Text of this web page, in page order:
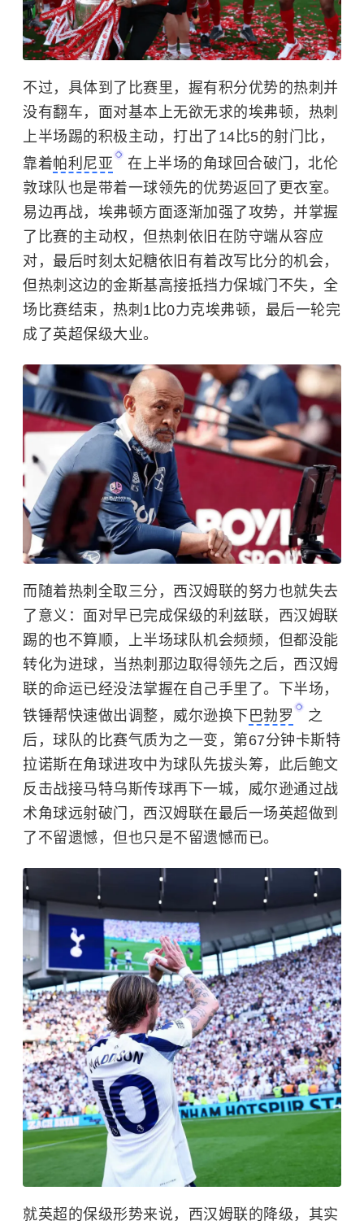
不过，具体到了比赛里，握有积分优势的热刺并
没有翻车，面对基本上无欲无求的埃弗顿，热刺
上半场踢的积极主动，打出了14比5的射门比，
靠着帕利尼亚
在上半场的角球回合破门，北伦
敦球队也是带着一球领先的优势返回了更衣室。
易边再战，埃弗顿方面逐渐加强了攻势，并掌握
了比赛的主动权，但热刺依旧在防守端从容应
对，最后时刻太妃糖依旧有着改写比分的机会，
但热刺这边的金斯基高接抵挡力保城门不失，全
场比赛结束，热刺1比0力克埃弗顿，最后一轮完
成了英超保级大业。
而随着热刺全取三分，西汉姆联的努力也就失去
了意义：面对早已完成保级的利兹联，西汉姆联
踢的也不算顺，上半场球队机会频频，但都没能
转化为进球，当热刺那边取得领先之后，西汉姆
联的命运已经没法掌握在自己手里了。下半场，
铁锤帮快速做出调整，威尔逊换下 巴勃罗
之
后，球队的比赛气质为之一变，第67分钟卡斯特
拉诺斯在角球进攻中为球队先拔头筹，此后鲍文
反击战接马特乌斯传球再下一城，威尔逊通过战
术角球远射破门，西汉姆联在最后一场英超做到
了不留遗憾，但也只是不留遗憾而已。
就英超的保级形势来说，西汉姆联的降级，其实